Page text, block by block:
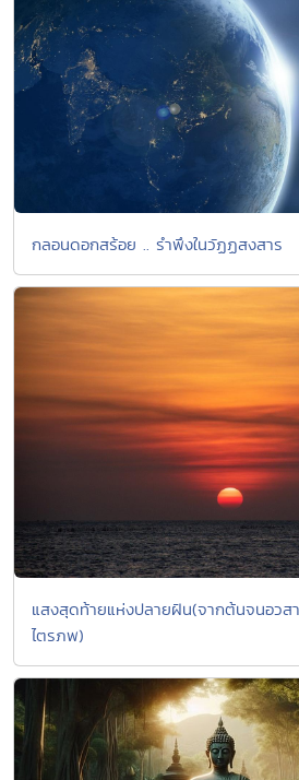
กลอนดอกสร้อย .. รำพึงในวัฏฏสงสาร
แสงสุดท้ายแห่งปลายฝัน(จากต้นจนอวส
ไตรภพ)